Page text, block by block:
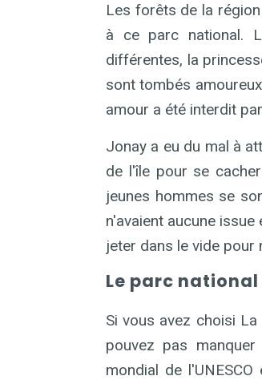
Les forêts de la
à ce parc national.
différentes, la
sont tombés
amour a été interdit
Jonay a eu du mal à
de l'île pour se
jeunes hommes se
n'avaient aucune
jeter dans le vide
Le parc
Si vous avez choisi
pouvez pas
mondial de